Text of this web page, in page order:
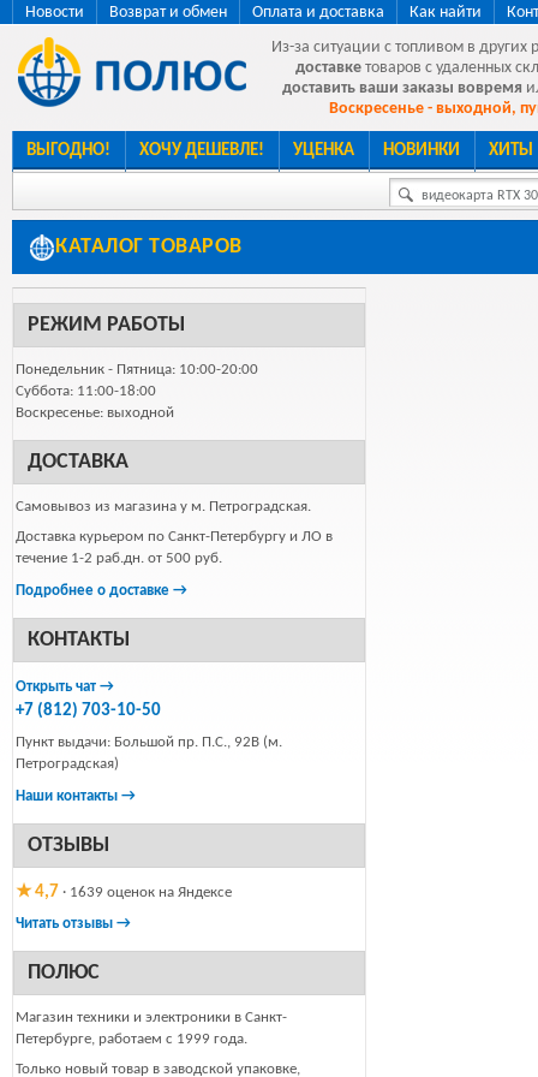
Новости Возврат и обмен Оплата и доставка Как найти
Из-за ситуации с топливом в других
доставке товаров с удаленных
доставить ваши заказы вовремя
Воскресенье - выходной,
ВЫГОДНО! ХОЧУ ДЕШЕВЛЕ! УЦЕНКА НОВИНКИ ХИТЫ
видеокарта RTX
КАТАЛОГ ТОВАРОВ
РЕЖИМ РАБОТЫ
Понедельник - Пятница: 10:00-20:00
Суббота: 11:00-18:00
Воскресенье: выходной
ДОСТАВКА
Самовывоз из магазина у м. Петроградская.
Доставка курьером по Санкт-Петербургу и ЛО в
течение 1-2 раб.дн. от 500 руб.
Подробнее о доставке →
КОНТАКТЫ
Открыть чат →
+7 (812) 703-10-50
Пункт выдачи: Большой пр. П.С., 92В (м.
Петроградская)
Наши контакты →
ОТЗЫВЫ
★ 4,7 · 1639 оценок на Яндексе
Читать отзывы →
ПОЛЮС
Магазин техники и электроники в Санкт-
Петербурге, работаем с 1999 года.
Только новый товар в заводской упаковке,